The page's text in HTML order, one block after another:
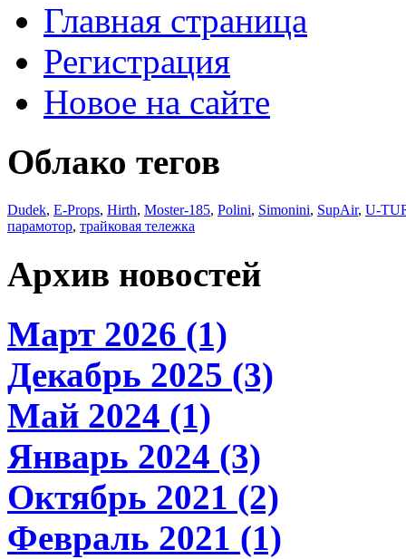
Главная страница
Регистрация
Новое на сайте
Облако тегов
Dudek, E-Props, Hirth, Moster-185, Polini, Simonini, SupAir, U-
парамотор, трайковая тележка
Архив новостей
Март 2026 (1)
Декабрь 2025 (3)
Май 2024 (1)
Январь 2024 (3)
Октябрь 2021 (2)
Февраль 2021 (1)